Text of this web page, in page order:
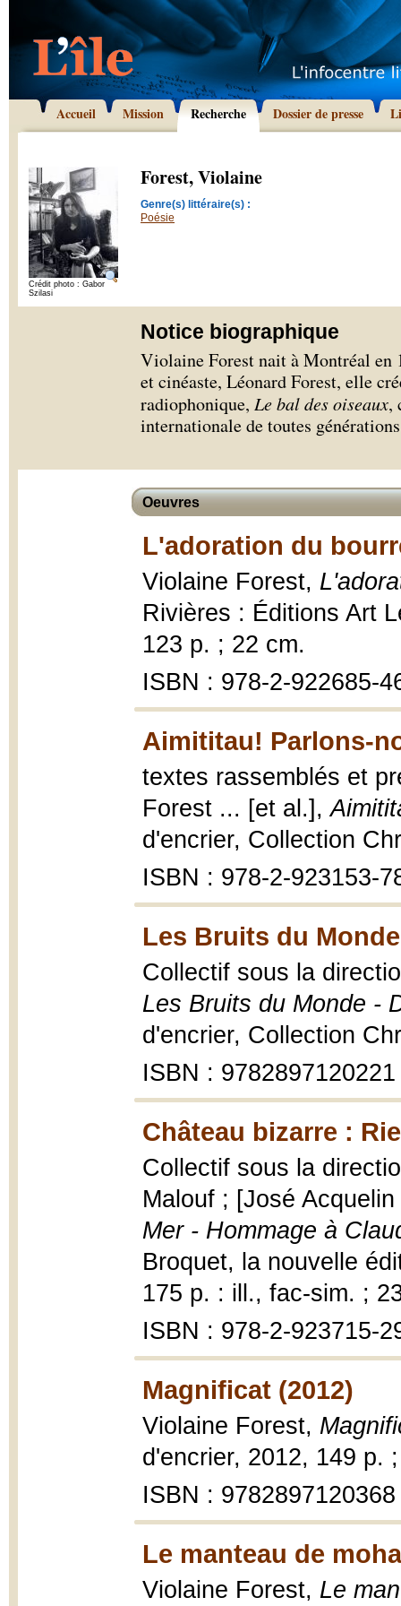
Accueil Mission Recherche Dossier de presse
Crédit photo : Gabor
Szilasi
Forest, Violaine
Genre(s) littéraire(s) :
Poésie
Notice biographique
Violaine Forest nait à Montréal en
et cinéaste, Léonard Forest, elle
radiophonique, Le bal des oiseaux,
internationale de toutes
Oeuvres
L'adoration du
Violaine Forest,
Rivières : Éditions Art
123 p. ; 22 cm.
ISBN : 978-2-922685-
Aimititau! Parlons-
textes rassemblés et
Forest ... [et al.],
d'encrier, Collection
ISBN : 978-2-923153-
Les Bruits du
Collectif sous la
Les Bruits du Monde -
d'encrier, Collection
ISBN : 9782897120221
Château bizarre :
Collectif sous la
Malouf ; [José
Mer - Hommage à
Broquet, la nouvelle
175 p. : ill., fac-sim. ;
ISBN : 978-2-923715-
Magnificat (2012)
Violaine Forest,
d'encrier, 2012, 149 p.
ISBN : 9782897120368
Le manteau de
Violaine Forest, Le